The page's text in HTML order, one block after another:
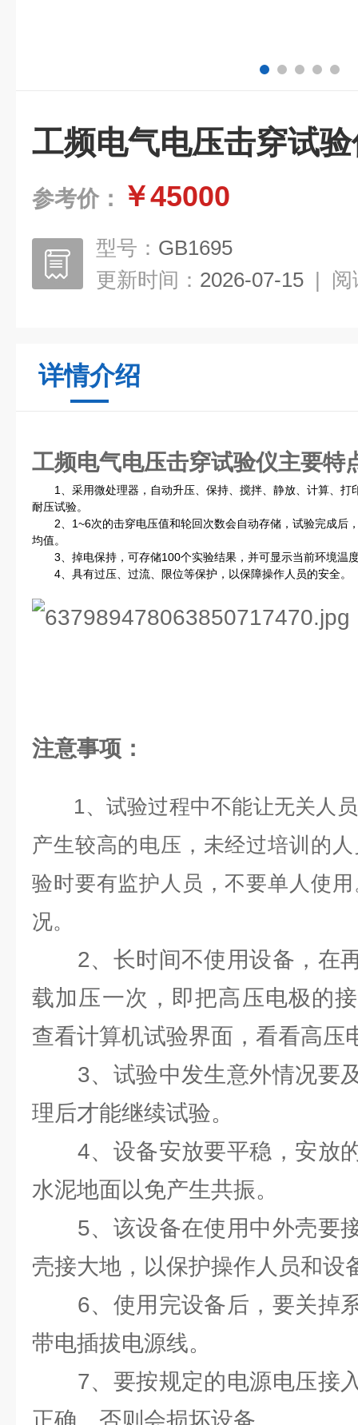
工频电气电压击穿试
参考价： ￥45000
型号： GB1695
更新时间： 2026-07-15 | 阅
详情介绍
工频电气电压击穿试验仪主要特
1、采用微处理器，自动升压、保持、搅拌、静放、计算、打
耐压试验。
2、1~6次的击穿电压值和轮回次数会自动存储，试验完成后
均值。
3、掉电保持，可存储100个实验结果，并可显示当前环境温
4、具有过压、过流、限位等保护，以保障操作人员的安全。
注意事项：
1、试验过程中不能让无关人员
产生较高的电压，未经过培训的
验时要有监护人员，不要单人使
况。
2、长时间不使用设备，在
载加压一次，即把高压电极的
查看计算机试验界面，看看高压
3、试验中发生意外情况要
理后才能继续试验。
4、设备安放要平稳，安放
水泥地面以免产生共振。
5、该设备在使用中外壳要
壳接大地，以保护操作人员和设
6、使用完设备后，要关掉
带电插拔电源线。
7、要按规定的电源电压接
正确。否则会损坏设备。